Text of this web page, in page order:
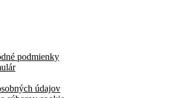
podmienky
údajov